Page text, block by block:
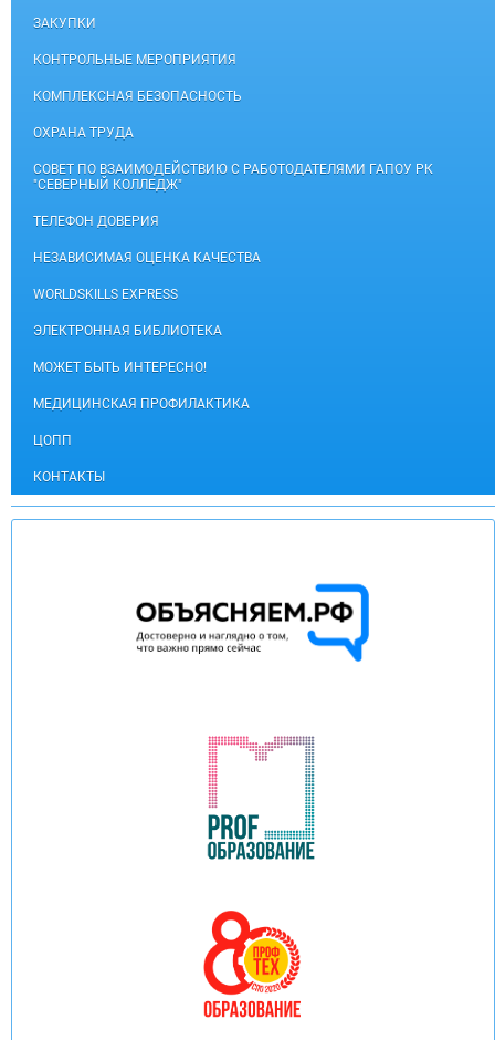
ЗАКУПКИ
КОНТРОЛЬНЫЕ МЕРОПРИЯТИЯ
КОМПЛЕКСНАЯ БЕЗОПАСНОСТЬ
ОХРАНА ТРУДА
СОВЕТ ПО ВЗАИМОДЕЙСТВИЮ С РАБОТОДАТЕЛЯМИ ГАПОУ РК
"СЕВЕРНЫЙ КОЛЛЕДЖ"
ТЕЛЕФОН ДОВЕРИЯ
НЕЗАВИСИМАЯ ОЦЕНКА КАЧЕСТВА
WORLDSKILLS EXPRESS
ЭЛЕКТРОННАЯ БИБЛИОТЕКА
МОЖЕТ БЫТЬ ИНТЕРЕСНО!
МЕДИЦИНСКАЯ ПРОФИЛАКТИКА
ЦОПП
КОНТАКТЫ